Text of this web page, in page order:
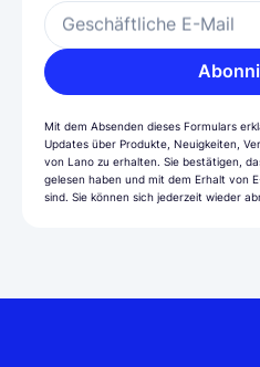
Geschäftliche E-Mail
Mit dem Absenden dieses Formulars
Updates über Produkte, Neuigkeiten,
von Lano zu erhalten. Sie bestätigen,
gelesen haben und mit dem Erhalt von
sind. Sie können sich jederzeit wieder